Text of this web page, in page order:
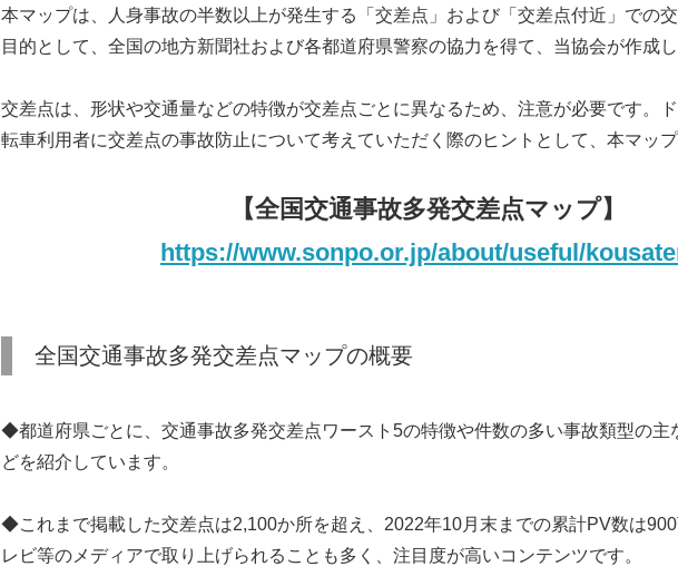
本マップは、人身事故の半数以上が発生する「交差点」および「交差点付近」での
目的として、全国の地方新聞社および各都道府県警察の協力を得て、当協会が作成し
交差点は、形状や交通量などの特徴が交差点ごとに異なるため、注意が必要です。
転車利用者に交差点の事故防止について考えていただく際のヒントとして、本マップ
【全国交通事故多発交差点マップ】
https://www.sonpo.or.jp/about/useful/
全国交通事故多発交差点マップの概要
◆都道府県ごとに、交通事故多発交差点ワースト5の特徴や件数の多い事故類型の主
どを紹介しています。
◆これまで掲載した交差点は2,100か所を超え、2022年10月末までの累計PV数は
レビ等のメディアで取り上げられることも多く、注目度が高いコンテンツです。